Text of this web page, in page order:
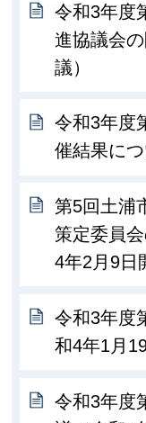
令和3年度
進協議会
議）
令和3年度
催結果につ
第5回土浦
策定委員
4年2月9日
令和3年度
和4年1月
令和3年度